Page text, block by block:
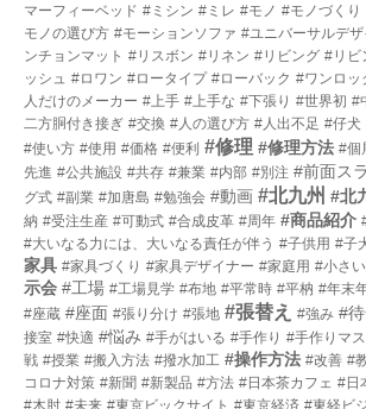
マーフィーベッド #ミシン #ミレ #モノ #モノづくり
モノの選び方 #モーションソファ #ユニバーサルデザ
ンチョンマット #リスボン #リネン #リビング #リビ
ッシュ #ロワン #ロータイプ #ローバック #ワンロッ
人だけのメーカー #上手 #上手な #下張り #世界初 #
二方胴付き接ぎ #交換 #人の選び方 #人出不足 #仔犬
#使い方 #使用 #価格 #便利 #修理 #修理方法 #個
先進 #公共施設 #共存 #兼業 #内部 #別注 #前面ス
グ式 #副業 #加唐島 #勉強会 #動画 #北九州 #北
納 #受注生産 #可動式 #合成皮革 #周年 #商品紹介
#大いなる力には、大いなる責任が伴う #子供用 #子
家具 #家具づくり #家具デザイナー #家庭用 #小さい
示会 #工場 #工場見学 #布地 #平常時 #平枘 #年末
#座蔵 #座面 #張り分け #張地 #張替え #強み #
接室 #快適 #悩み #手がはいる #手作り #手作りマ
戦 #授業 #搬入方法 #撥水加工 #操作方法 #改善 #
コロナ対策 #新聞 #新製品 #方法 #日本茶カフェ #日
#木肘 #未来 #東京ビックサイト #東京経済 #東経ビ